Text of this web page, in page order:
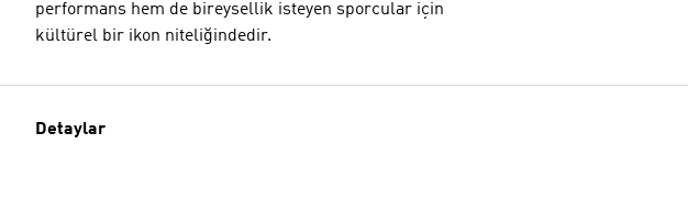
performans hem de bireysellik isteyen sporcular için
kültürel bir ikon niteliğindedir.
Detaylar